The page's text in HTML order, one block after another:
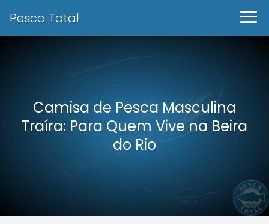
Pesca Total
Camisa de Pesca Masculina
Traíra: Para Quem Vive na Beira
do Rio